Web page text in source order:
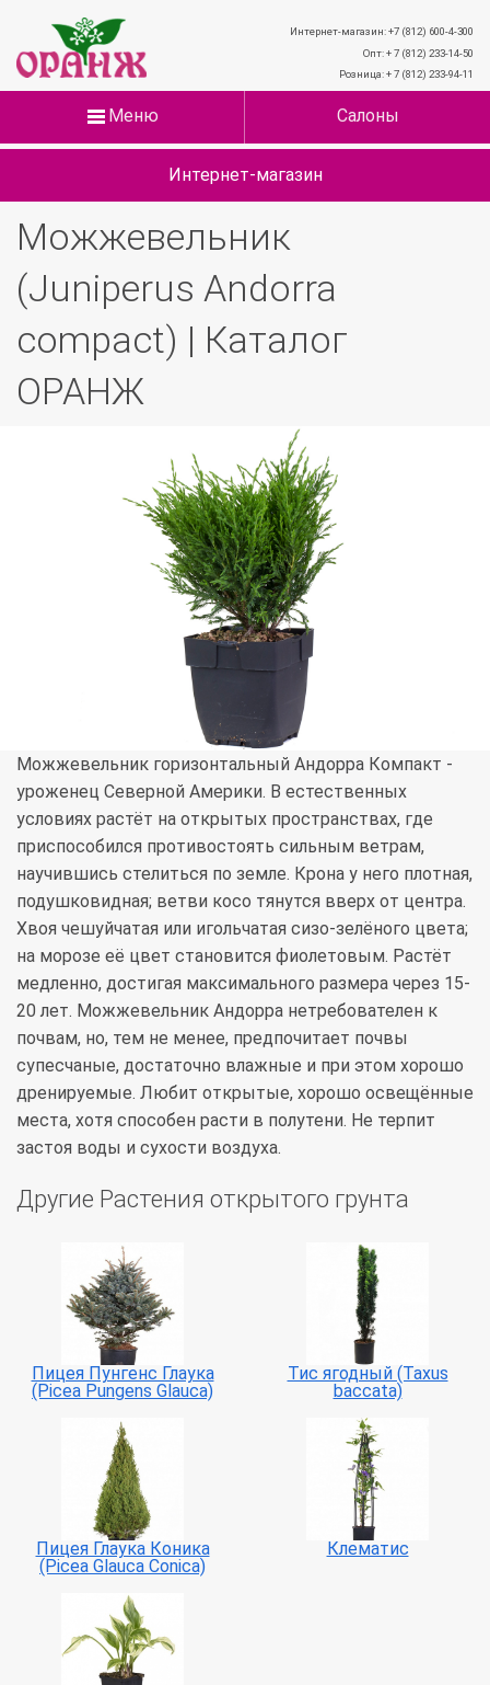
Интернет-магазин: +7 (812) 600-4-300
Опт: + 7 (812) 233-14-50
Розница: + 7 (812) 233-94-11
Меню Салоны
Интернет-магазин
Можжевельник
(Juniperus Andorra
compact) | Каталог
ОРАНЖ
Можжевельник горизонтальный Андорра Компакт -
уроженец Северной Америки. В естественных
условиях растёт на открытых пространствах, где
приспособился противостоять сильным ветрам,
научившись стелиться по земле. Крона у него плотная,
подушковидная; ветви косо тянутся вверх от центра.
Хвоя чешуйчатая или игольчатая сизо-зелёного цвета;
на морозе её цвет становится фиолетовым. Растёт
медленно, достигая максимального размера через 15-
20 лет. Можжевельник Андорра нетребователен к
почвам, но, тем не менее, предпочитает почвы
супесчаные, достаточно влажные и при этом хорошо
дренируемые. Любит открытые, хорошо освещённые
места, хотя способен расти в полутени. Не терпит
застоя воды и сухости воздуха.
Другие Растения открытого грунта
Пицея Пунгенс Глаука
(Picea Pungens Glauca)
Тис ягодный (Taxus
baccata)
Пицея Глаука Коника
(Picea Glauca Conica)
Клематис